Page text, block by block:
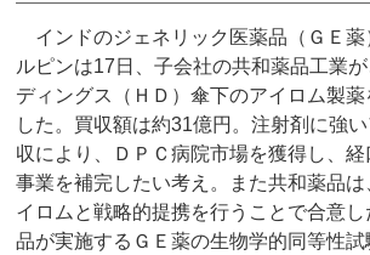
インドのジェネリック医薬品（ＧＥ薬
ルピンは17日、子会社の共和薬品工業
ディングス（ＨＤ）傘下のアイロム製
した。買収額は約31億円。注射剤に強
収により、ＤＰＣ病院市場を獲得し、
事業を補完したい考え。また共和薬品
イロムと戦略的提携を行うことで合意
品が実施するＧＥ薬の生物学的同等性